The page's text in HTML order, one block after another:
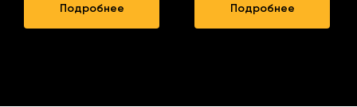
Подробнее Подробнее